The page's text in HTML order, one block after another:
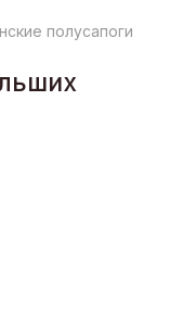
полусапоги